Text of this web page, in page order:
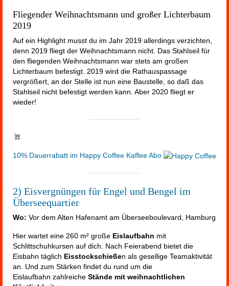
Fliegender Weihnachtsmann und großer Lichterbaum
2019
Auf ein Highlight musst du im Jahr 2019 allerdings verzichten,
denn 2019 fliegt der Weihnachtsmann nicht. Das Stahlseil für
den fliegenden Weihnachtsmann war stets am großen
Lichterbaum befestigt. 2019 wird die Rathauspassage
vergrößert, an der Stelle ist nun eine Baustelle, so daß das
Stahlseil nicht befestigt werden kann. Aber 2020 fliegt er
wieder!
10% Dauerrabatt im Happy Coffee Kaffee Abo
2) Eisvergnüngen für Engel und Bengel im
Überseequartier
Wo: Vor dem Alten Hafenamt am Überseeboulevard, Hamburg
Hier wartet eine 260 m² große Eislaufbahn mit
Schlittschuhkursen auf dich. Nach Feierabend bietet die
Eisbahn täglich Eisstockschießen als gesellige Teamaktivität
an. Und zum Stärken findet du rund um die
Eislaufbahn zahlreiche Stände mit weihnachtlichen